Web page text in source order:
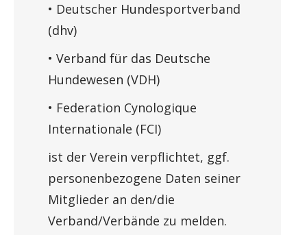
• Deutscher Hundesportverband
(dhv)
• Verband für das Deutsche
Hundewesen (VDH)
• Federation Cynologique
Internationale (FCI)
ist der Verein verpflichtet, ggf.
personenbezogene Daten seiner
Mitglieder an den/die
Verband/Verbände zu melden.